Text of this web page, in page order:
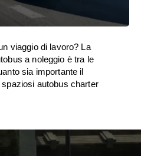
viaggio di lavoro? La
a noleggio è tra le
sia importante il
autobus charter